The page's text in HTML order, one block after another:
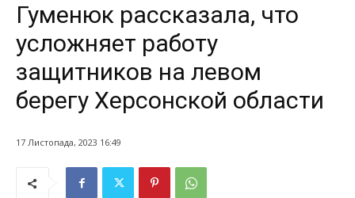
Гуменюк рассказала, что
усложняет работу
защитников на левом
берегу Херсонской области
17 Листопада, 2023 16:49